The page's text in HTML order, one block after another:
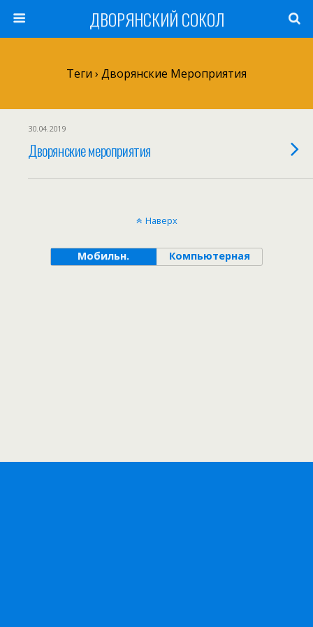
ДВОРЯНСКИЙ СОКОЛ
Теги › Дворянские Мероприятия
30.04.2019
Дворянские мероприятия
Наверх
Мобильн. Компьютерная